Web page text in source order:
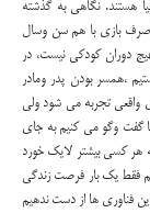
هستند. نگاهی به گذشته
صرف بازی با هم سن وسال
دوران کودکی نیست، در
،همسر بودن پدر ومادر
واقعی تجربه می شود ولی
گفت وگو می کنیم به جای
هر کسی بیشتر لایک خورد
فقط یک بار فرصت زندگی
فناوری ها از دست ندهیم